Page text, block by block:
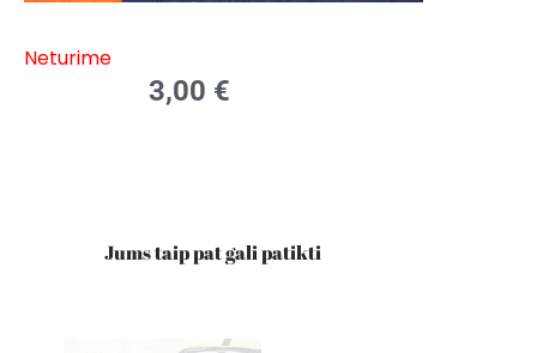
Neturime
3,00 €
Jums taip pat gali patikti